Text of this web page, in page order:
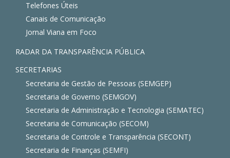
Telefones Úteis
Canais de Comunicação
Jornal Viana em Foco
RADAR DA TRANSPARÊNCIA PÚBLICA
SECRETARIAS
Secretaria de Gestão de Pessoas (SEMGEP)
Secretaria de Governo (SEMGOV)
Secretaria de Administração e Tecnologia (SEMATEC)
Secretaria de Comunicação (SECOM)
Secretaria de Controle e Transparência (SECONT)
Secretaria de Finanças (SEMFI)